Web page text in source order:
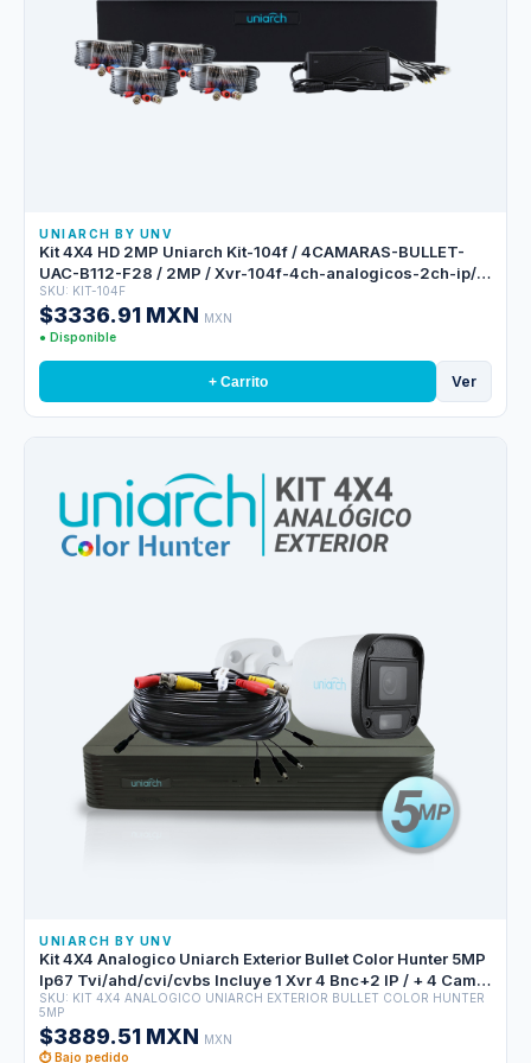
UNIARCH BY UNV
Kit 4X4 HD 2MP Uniarch Kit-104f / 4CAMARAS-BULLET-
UAC-B112-F28 / 2MP / Xvr-104f-4ch-analogicos-2ch-ip/
4CABLES-PREPONCHADOS-18 Mts / 1DISTRIBUIDOR-
ENERGIA-4SALIDAS / Fuente-12vdc
SKU: KIT-104F
$3336.91 MXN MXN
● Disponible
+ Carrito Ver
UNIARCH BY UNV
Kit 4X4 Analogico Uniarch Exterior Bullet Color Hunter 5MP
Ip67 Tvi/ahd/cvi/cvbs Incluye 1 Xvr 4 Bnc+2 IP / + 4 Cam
Bullet Color Hunter 5MP 2.8MM + 4 Cables Preponchados
De 18MTS + Fuente De Alimentacion 12VDC Y Un Pulpo De
5 Salidas
SKU: KIT 4X4 ANALOGICO UNIARCH EXTERIOR BULLET COLOR HUNTER
5MP
$3889.51 MXN MXN
⏱ Bajo pedido